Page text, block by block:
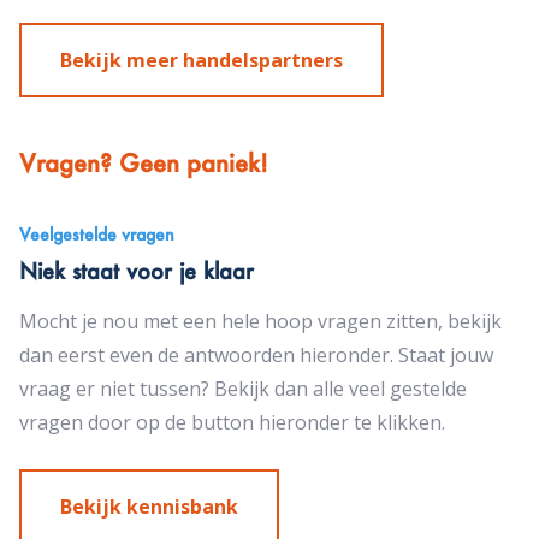
Bekijk meer handelspartners
Vragen? Geen paniek!
Veelgestelde vragen
Niek staat voor je klaar
Mocht je nou met een hele hoop vragen zitten, bekijk
dan eerst even de antwoorden hieronder. Staat jouw
vraag er niet tussen? Bekijk dan alle veel gestelde
vragen door op de button hieronder te klikken.
Bekijk kennisbank